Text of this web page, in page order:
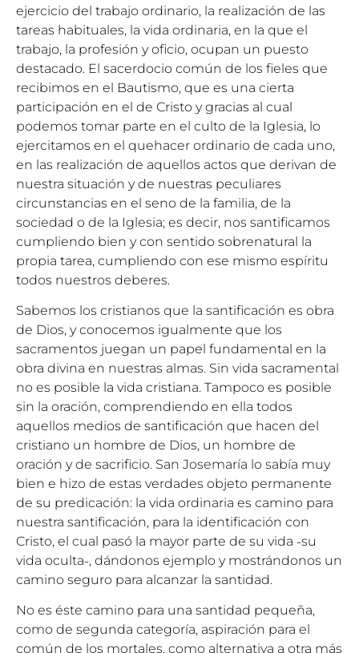
ejercicio del trabajo ordinario, la realización de las
tareas habituales, la vida ordinaria, en la que el
trabajo, la profesión y oficio, ocupan un puesto
destacado. El sacerdocio común de los fieles que
recibimos en el Bautismo, que es una cierta
participación en el de Cristo y gracias al cual
podemos tomar parte en el culto de la Iglesia, lo
ejercitamos en el quehacer ordinario de cada uno,
en las realización de aquellos actos que derivan de
nuestra situación y de nuestras peculiares
circunstancias en el seno de la familia, de la
sociedad o de la Iglesia; es decir, nos santificamos
cumpliendo bien y con sentido sobrenatural la
propia tarea, cumpliendo con ese mismo espíritu
todos nuestros deberes.
Sabemos los cristianos que la santificación es obra
de Dios, y conocemos igualmente que los
sacramentos juegan un papel fundamental en la
obra divina en nuestras almas. Sin vida sacramental
no es posible la vida cristiana. Tampoco es posible
sin la oración, comprendiendo en ella todos
aquellos medios de santificación que hacen del
cristiano un hombre de Dios, un hombre de
oración y de sacrificio. San Josemaría lo sabía muy
bien e hizo de estas verdades objeto permanente
de su predicación: la vida ordinaria es camino para
nuestra santificación, para la identificación con
Cristo, el cual pasó la mayor parte de su vida ˗su
vida oculta˗, dándonos ejemplo y mostrándonos un
camino seguro para alcanzar la santidad.
No es éste camino para una santidad pequeña,
como de segunda categoría, aspiración para el
común de los mortales, como alternativa a otra más